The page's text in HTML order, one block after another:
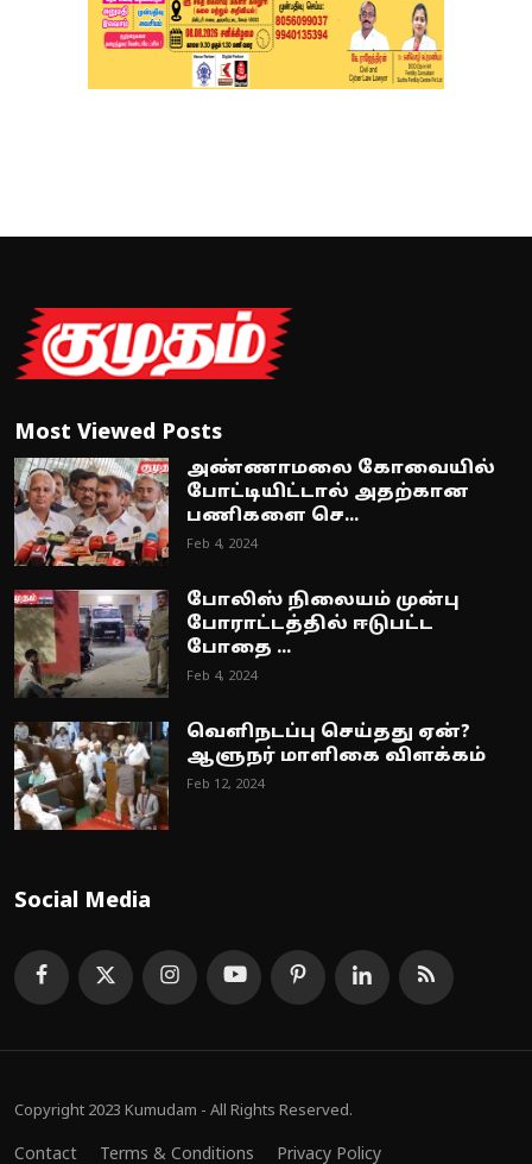
Most Viewed Posts
அண்ணாமலை கோவையில்
போட்டியிட்டால் அதற்கான
பணிகளை செ...
Feb 4, 2024
போலிஸ் நிலையம் முன்பு
போராட்டத்தில் ஈடுபட்ட
போதை ...
Feb 4, 2024
வெளிநடப்பு செய்தது ஏன்?
ஆளுநர் மாளிகை விளக்கம்
Feb 12, 2024
Social Media
Copyright 2023 Kumudam - All Rights Reserved.
Contact Terms & Conditions Privacy Policy